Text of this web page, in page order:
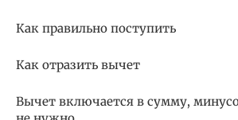
Как правильно поступить
Как отразить вычет
Вычет включается в сумму,